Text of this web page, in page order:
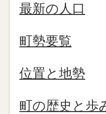
最新の人口
町勢要覧
位置と地勢
町の歴史と歩